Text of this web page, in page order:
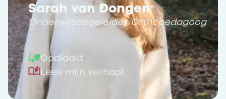
Sarah van Dongen
Onderwijsbegeleider/Orthopedagoog
Opdidakt
Lees mijn verhaal